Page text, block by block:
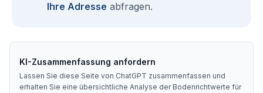
Ihre Adresse abfragen.
KI-Zusammenfassung anfordern
Lassen Sie diese Seite von ChatGPT zusammenfassen und
erhalten Sie eine übersichtliche Analyse der Bodenrichtwerte für